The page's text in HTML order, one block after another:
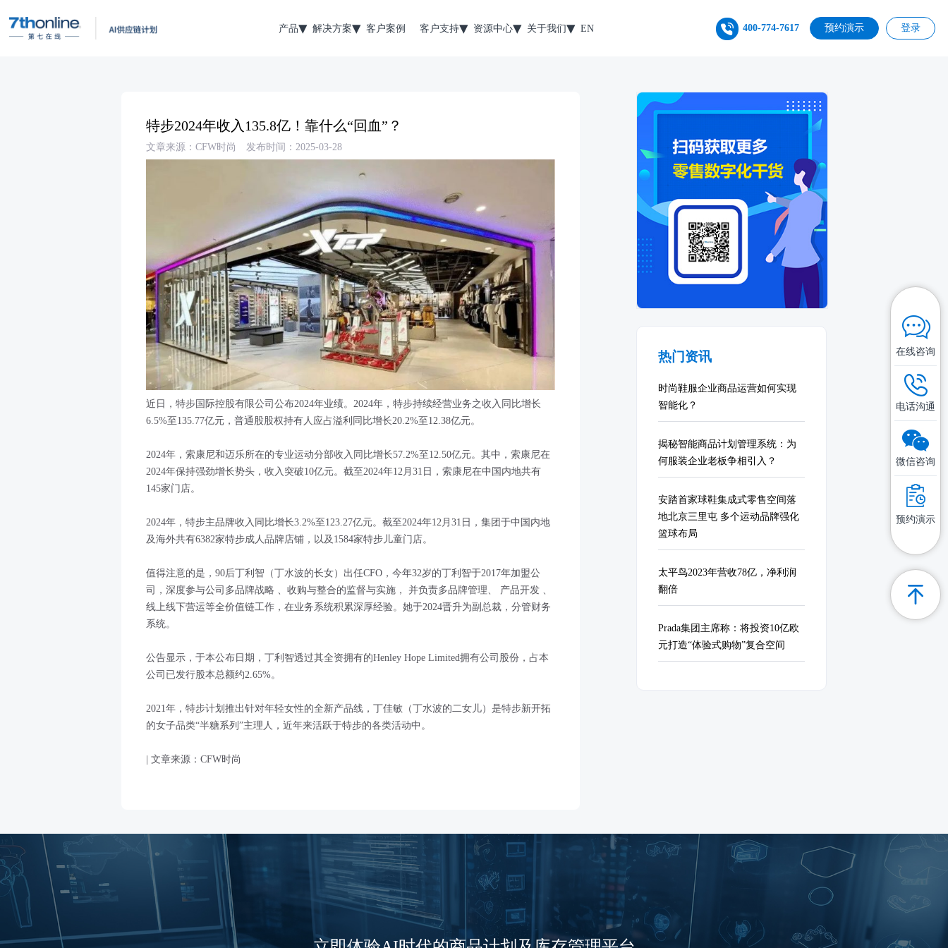
产品 解决方案 客户案例 客户支持 资源中心 关于我们 EN 400-774-7617 预约演示 登录
特步2024年收入135.8亿！靠什么“回血”？
文章来源：CFW时尚 发布时间：2025-03-28
近日，特步国际控股有限公司公布2024年业绩。2024年，特步持续经营业务之收入同比增长
6.5%至135.77亿元，普通股股权持有人应占溢利同比增长20.2%至12.38亿元。
2024年，索康尼和迈乐所在的专业运动分部收入同比增长57.2%至12.50亿元。其中，索康尼在
2024年保持强劲增长势头，收入突破10亿元。截至2024年12月31日，索康尼在中国内地共有
145家门店。
2024年，特步主品牌收入同比增长3.2%至123.27亿元。截至2024年12月31日，集团于中国内地
及海外共有6382家特步成人品牌店铺，以及1584家特步儿童门店。
值得注意的是，90后丁利智（丁水波的长女）出任CFO，今年32岁的丁利智于2017年加盟公
司，深度参与公司多品牌战略 、收购与整合的监督与实施， 并负责多品牌管理、 产品开发 、
线上线下营运等全价值链工作，在业务系统积累深厚经验。她于2024晋升为副总裁，分管财务
系统。
公告显示，于本公布日期，丁利智透过其全资拥有的Henley Hope Limited拥有公司股份，占本
公司已发行股本总额约2.65%。
2021年，特步计划推出针对年轻女性的全新产品线，丁佳敏（丁水波的二女儿）是特步新开拓
的女子品类“半糖系列”主理人，近年来活跃于特步的各类活动中。
| 文章来源：CFW时尚
热门资讯
时尚鞋服企业商品运营如何实现
智能化？
揭秘智能商品计划管理系统：为
何服装企业老板争相引入？
安踏首家球鞋集成式零售空间落
地北京三里屯 多个运动品牌强化
篮球布局
太平鸟2023年营收78亿，净利润
翻倍
Prada集团主席称：将投资10亿欧
元打造“体验式购物”复合空间
在线咨询
电话沟通
微信咨询
预约演示